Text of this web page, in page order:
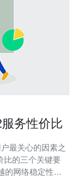
务性价比
比的三个关键要